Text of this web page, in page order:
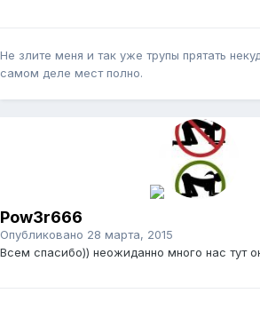
Не злите меня и так уже трупы прятать
самом деле мест полно.
Pow3r666
Опубликовано 28 марта, 2015
Всем спасибо)) неожиданно много нас тут